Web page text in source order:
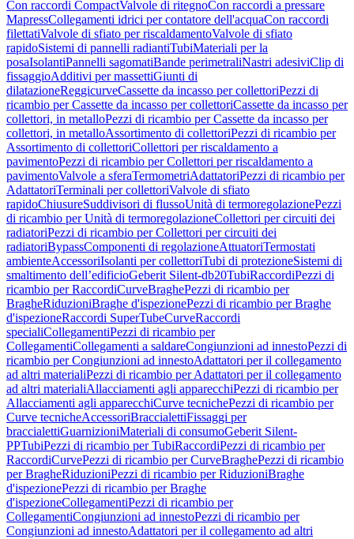
Con raccordi CompactValvole di ritegnoCon raccordi a pressare
MapressCollegamenti idrici per contatore dell'acquaCon raccordi
filettatiValvole di sfiato per riscaldamentoValvole di sfiato
rapidoSistemi di pannelli radiantiTubiMateriali per la
posaIsolantiPannelli sagomatiBande perimetraliNastri adesiviClip di
fissaggioAdditivi per massettiGiunti di
dilatazioneReggicurveCassette da incasso per collettoriPezzi di
ricambio per Cassette da incasso per collettoriCassette da incasso per
collettori, in metalloPezzi di ricambio per Cassette da incasso per
collettori, in metalloAssortimento di collettoriPezzi di ricambio per
Assortimento di collettoriCollettori per riscaldamento a
pavimentoPezzi di ricambio per Collettori per riscaldamento a
pavimentoValvole a sferaTermometriAdattatoriPezzi di ricambio per
AdattatoriTerminali per collettoriValvole di sfiato
rapidoChiusureSuddivisori di flussoUnità di termoregolazionePezzi
di ricambio per Unità di termoregolazioneCollettori per circuiti dei
radiatoriPezzi di ricambio per Collettori per circuiti dei
radiatoriBypassComponenti di regolazioneAttuatoriTermostati
ambienteAccessoriIsolanti per collettoriTubi di protezioneSistemi di
smaltimento dell’edificioGeberit Silent-db20TubiRaccordiPezzi di
ricambio per RaccordiCurveBraghePezzi di ricambio per
BragheRiduzioniBraghe d'ispezionePezzi di ricambio per Braghe
d'ispezioneRaccordi SuperTubeCurveRaccordi
specialiCollegamentiPezzi di ricambio per
CollegamentiCollegamenti a saldareCongiunzioni ad innestoPezzi di
ricambio per Congiunzioni ad innestoAdattatori per il collegamento
ad altri materialiPezzi di ricambio per Adattatori per il collegamento
ad altri materialiAllacciamenti agli apparecchiPezzi di ricambio per
Allacciamenti agli apparecchiCurve tecnichePezzi di ricambio per
Curve tecnicheAccessoriBraccialettiFissaggi per
braccialettiGuarnizioniMateriali di consumoGeberit Silent-
PPTubiPezzi di ricambio per TubiRaccordiPezzi di ricambio per
RaccordiCurvePezzi di ricambio per CurveBraghePezzi di ricambio
per BragheRiduzioniPezzi di ricambio per RiduzioniBraghe
d'ispezionePezzi di ricambio per Braghe
d'ispezioneCollegamentiPezzi di ricambio per
CollegamentiCongiunzioni ad innestoPezzi di ricambio per
Congiunzioni ad innestoAdattatori per il collegamento ad altri